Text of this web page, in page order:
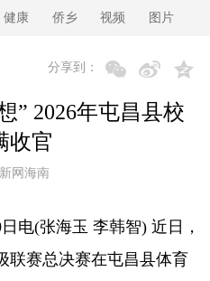
健康 侨乡 视频 图片
分享到：
” 2026年屯昌县校
收官
网海南
(张海玉 李韩智) 近日，
联赛总决赛在屯昌县体育